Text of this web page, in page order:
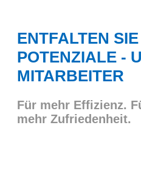
ENTFALTEN
POTENZIALE -
MITARBEITER
Für mehr Effizienz.
mehr Zufriedenheit.